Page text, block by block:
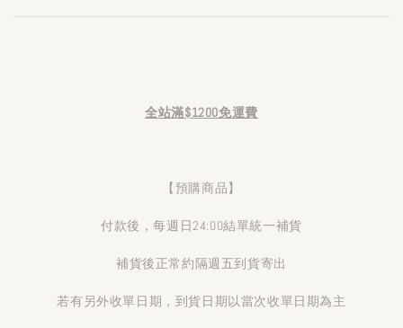
全站滿$1200免運費
【預購商品】
付款後，每週日24:00結單統一補貨
補貨後正常約隔週五到貨寄出
若有另外收單日期，到貨日期以當次收單日期為主